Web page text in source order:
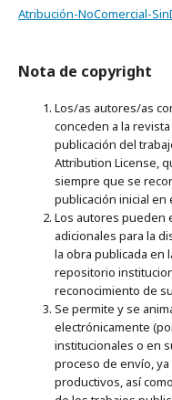
Atribución-NoComercial-
Nota de copyright
Los/as autores/as
conceden a la
publicación del
Attribution License,
siempre que se
publicación inicial en
Los autores pueden
adicionales para la
la obra publicada en
repositorio
reconocimiento de
Se permite y se
electrónicamente
institucionales o en
proceso de envío,
productivos, así